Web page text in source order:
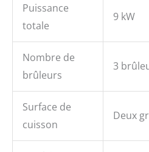
Puissance
totale
9 kW
Nombre de
brûleurs
3
Surface de
cuisson
Deux